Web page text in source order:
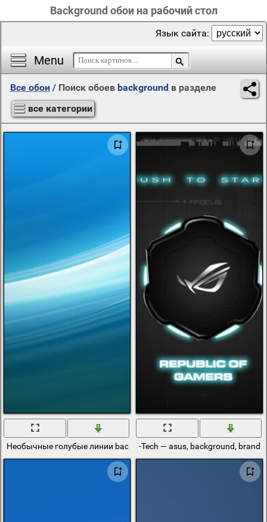
Background обои на рабочий стол
Menu
Язык сайта:
Все обои / Поиск обоев background в разделе
все категории
Необычные голубые линии background-Tech — asus, background,